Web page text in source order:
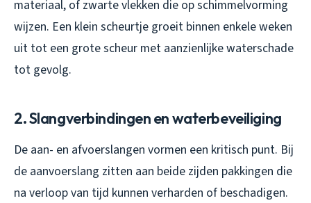
materiaal, of zwarte vlekken die op schimmelvorming
wijzen. Een klein scheurtje groeit binnen enkele weken
uit tot een grote scheur met aanzienlijke waterschade
tot gevolg.
2. Slangverbindingen en waterbeveiliging
De aan- en afvoerslangen vormen een kritisch punt. Bij
de aanvoerslang zitten aan beide zijden pakkingen die
na verloop van tijd kunnen verharden of beschadigen.